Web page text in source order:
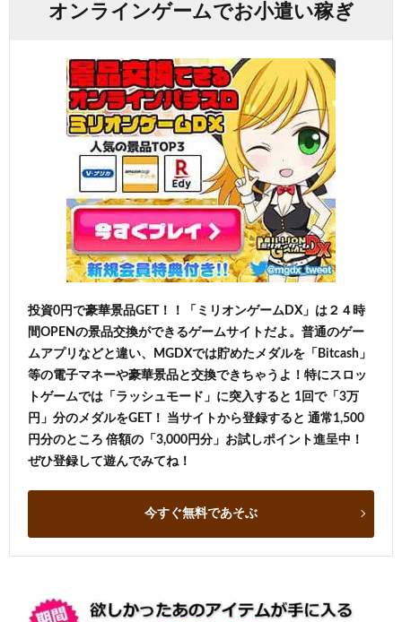
オンラインゲームでお小遣い稼ぎ
投資0円で豪華景品GET！！「ミリオンゲームDX」は２４時
間OPENの景品交換ができるゲームサイトだよ。普通のゲー
ムアプリなどと違い、MGDXでは貯めたメダルを「Bitcash」
等の電子マネーや豪華景品と交換できちゃうよ！特にスロッ
トゲームでは「ラッシュモード」に突入すると 1回で「3万
円」分のメダルをGET！ 当サイトから登録すると 通常1,500
円分のところ 倍額の「3,000円分」お試しポイント進呈中！
ぜひ登録して遊んでみてね！
今すぐ無料であそぶ